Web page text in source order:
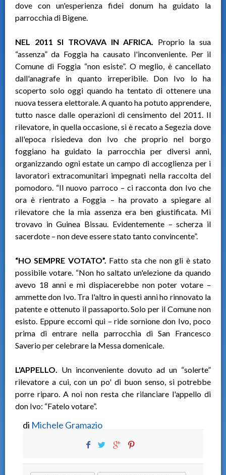
dove con un'esperienza fidei donum ha guidato la
parrocchia di Bigene.
NEL 2011 SI TROVAVA IN AFRICA. Proprio la sua
“assenza” da Foggia ha causato l'inconveniente. Per il
Comune di Foggia “non esiste”. O meglio, è cancellato
dall'anagrafe in quanto irreperibile. Don Ivo lo ha
scoperto solo oggi quando ha tentato di ottenere una
nuova tessera elettorale. A quanto ha potuto apprendere,
tutto nasce dalle operazioni di censimento del 2011. Il
rilevatore, in quella occasione, si è recato a Segezia dove
all'epoca risiedeva don Ivo che proprio nel borgo
foggiano ha guidato la parrocchia per diversi anni,
organizzando ogni estate un campo di accoglienza per i
lavoratori extracomunitari impegnati nella raccolta del
pomodoro. “Il nuovo parroco – ci racconta don Ivo che
ora è rientrato a Foggia – ha provato a spiegare al
rilevatore che la mia assenza era ben giustificata. Mi
trovavo in Guinea Bissau. Evidentemente – scherza il
sacerdote – non deve essere stato tanto convincente”.
“HO SEMPRE VOTATO”. Fatto sta che non gli è stato
possibile votare. “Non ho saltato un'elezione da quando
avevo 18 anni e mi dispiacerebbe non poter votare –
ammette don Ivo. Tra l'altro in questi anni ho rinnovato la
patente e ottenuto il passaporto. Solo per il Comune non
esisto. Eppure eccomi qui – ride sornione don Ivo, poco
prima di entrare nella parrocchia di San Francesco
Saverio per celebrare la Messa domenicale.
L'APPELLO. Un inconveniente dovuto ad un “solerte”
rilevatore a cui, con un po' di buon senso, si potrebbe
porre riparo. A noi non resta che rilanciare l'appello di
don Ivo: “Fatelo votare”.
di Michele Gramazio